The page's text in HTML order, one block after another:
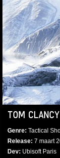
TOM
Genre Tactical
Release 7 maart
Dev Ubisoft Paris